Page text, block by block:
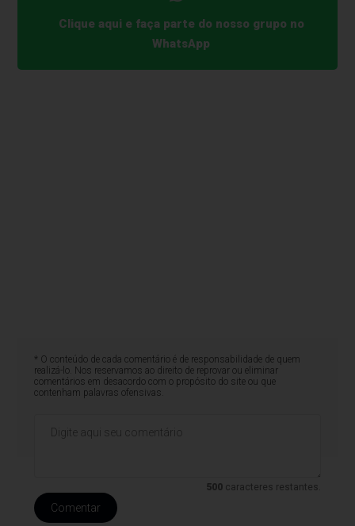
Clique aqui e faça parte do nosso grupo no
WhatsApp
* O conteúdo de cada comentário é de responsabilidade de quem
realizá-lo. Nos reservamos ao direito de reprovar ou eliminar
comentários em desacordo com o propósito do site ou que
contenham palavras ofensivas.
500 caracteres restantes.
Comentar